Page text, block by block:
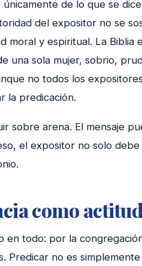
de lo que se
del expositor no se
moral y espiritual. La Biblia
una sola mujer, sobrio,
no todos los
la predicación.
sobre arena. El mensaje
el expositor no solo
como
en todo: por la
Predicar no es